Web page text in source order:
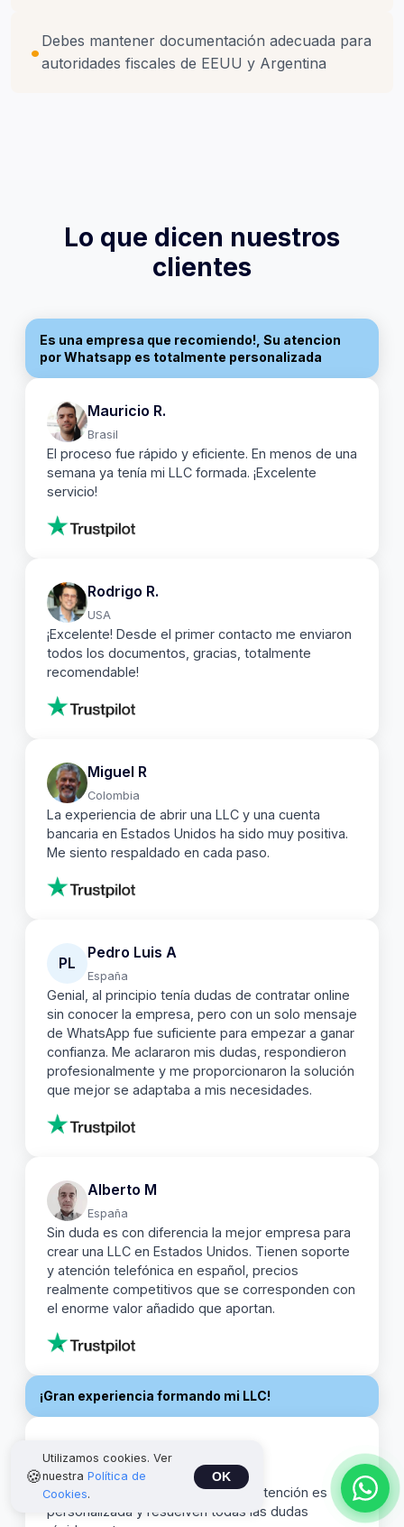
Debes mantener documentación adecuada para
autoridades fiscales de EEUU y Argentina
Lo que dicen nuestros
clientes
Es una empresa que recomiendo!, Su atencion
por Whatsapp es totalmente personalizada
Mauricio R.
Brasil
El proceso fue rápido y eficiente. En menos de una
semana ya tenía mi LLC formada. ¡Excelente
servicio!
Rodrigo R.
USA
¡Excelente! Desde el primer contacto me enviaron
todos los documentos, gracias, totalmente
recomendable!
Miguel R
Colombia
La experiencia de abrir una LLC y una cuenta
bancaria en Estados Unidos ha sido muy positiva.
Me siento respaldado en cada paso.
PL
Pedro Luis A
España
Genial, al principio tenía dudas de contratar online
sin conocer la empresa, pero con un solo mensaje
de WhatsApp fue suficiente para empezar a ganar
confianza. Me aclararon mis dudas, respondieron
profesionalmente y me proporcionaron la solución
que mejor se adaptaba a mis necesidades.
Alberto M
España
Sin duda es con diferencia la mejor empresa para
crear una LLC en Estados Unidos. Tienen soporte
y atención telefónica en español, precios
realmente competitivos que se corresponden con
el enorme valor añadido que aportan.
¡Gran experiencia formando mi LLC!
Argentina
Muy satisfecho con el servicio. La atención es
personalizada y resuelven todas las dudas
🍪
Utilizamos cookies. Ver
nuestra Política de
Cookies.
OK